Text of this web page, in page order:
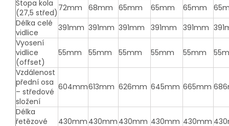
Stopa kola
(27,5 střed) 72mm 68mm 65mm 65mm 65mm
Délka celé
vidlice
391mm 391mm 391mm 391mm 391mm
Vyosení
vidlice
(offset)
55mm 55mm 55mm 55mm 55mm
Vzdálenost
přední osa
– středové
složení
604mm613mm 626mm 645mm 665mm
Délka
řetězové
430mm 430mm 430mm 430mm 430mm